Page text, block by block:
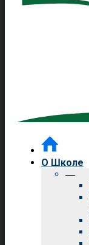
О Школе
—